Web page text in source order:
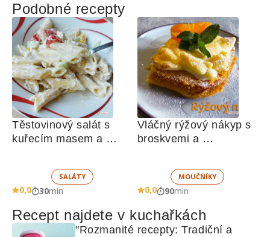
Podobné recepty
Těstovinový salát s
kuřecím masem a
SALÁTY
0,0 30min
Vláčný rýžový nákyp s
broskvemi a
MOUČNÍKY
0,0 90min
Recept najdete v kuchařkách
"Rozmanité recepty: Tradiční a